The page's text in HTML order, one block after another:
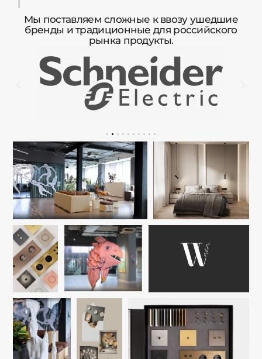
Мы поставляем сложные к ввозу ушедшие
бренды и традиционные для российского
рынка продукты.